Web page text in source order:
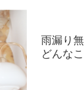
雨漏り
どんな